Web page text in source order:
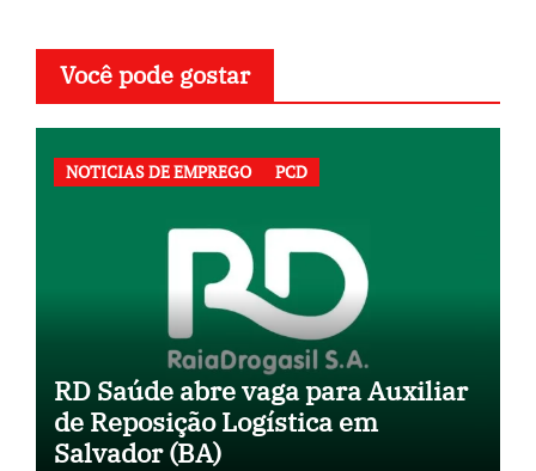
Você pode gostar
NOTICIAS DE EMPREGO PCD
RD Saúde abre vaga para Auxiliar
de Reposição Logística em
Salvador (BA)